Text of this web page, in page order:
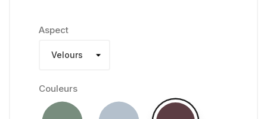
Aspect
Couleurs